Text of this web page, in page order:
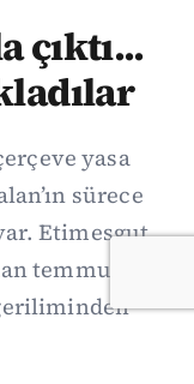
çıktı...
yasa
sürece
Etimesgut
temmuz